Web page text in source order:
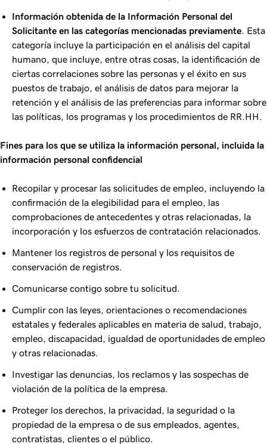
Información obtenida de la Información Personal del
Solicitante en las categorías mencionadas previamente . Esta
categoría incluye la participación en el análisis del capital
humano, que incluye, entre otras cosas, la identificación de
ciertas correlaciones sobre las personas y el éxito en sus
puestos de trabajo, el análisis de datos para mejorar la
retención y el análisis de las preferencias para informar sobre
las políticas, los programas y los procedimientos de RR.HH.
Fines para los que se utiliza la información personal, incluida la
información personal confidencial
Recopilar y procesar las solicitudes de empleo, incluyendo la
confirmación de la elegibilidad para el empleo, las
comprobaciones de antecedentes y otras relacionadas, la
incorporación y los esfuerzos de contratación relacionados.
Mantener los registros de personal y los requisitos de
conservación de registros.
Comunicarse contigo sobre tu solicitud.
Cumplir con las leyes, orientaciones o recomendaciones
estatales y federales aplicables en materia de salud, trabajo,
empleo, discapacidad, igualdad de oportunidades de empleo
y otras relacionadas.
Investigar las denuncias, los reclamos y las sospechas de
violación de la política de la empresa.
Proteger los derechos, la privacidad, la seguridad o la
propiedad de la empresa o de sus empleados, agentes,
contratistas, clientes o el público.